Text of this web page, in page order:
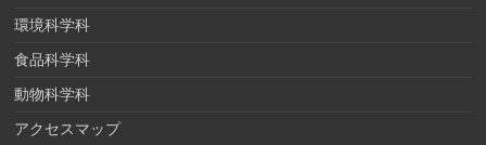
環境科学科
食品科学科
動物科学科
アクセスマップ